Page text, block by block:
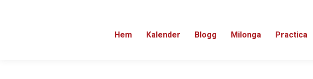
Hem Kalender Blogg Milonga Practica